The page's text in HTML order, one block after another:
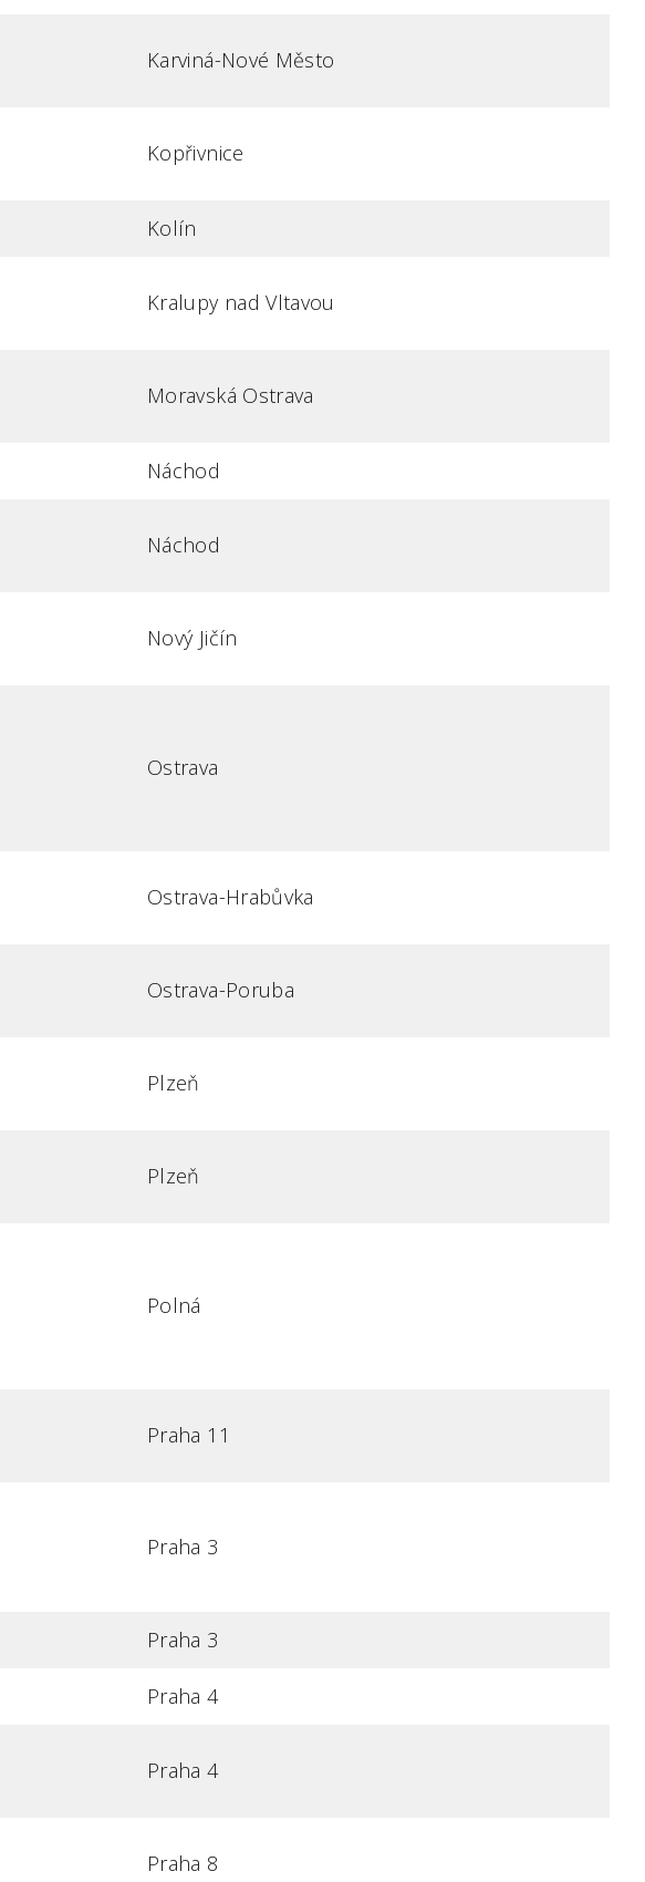
Karviná-Nové Město
Kopřivnice
Kolín
Kralupy nad Vltavou
Moravská Ostrava
Náchod
Náchod
Nový Jičín
Ostrava
Ostrava-Hrabůvka
Ostrava-Poruba
Plzeň
Plzeň
Polná
Praha 11
Praha 3
Praha 3
Praha 4
Praha 4
Praha 8